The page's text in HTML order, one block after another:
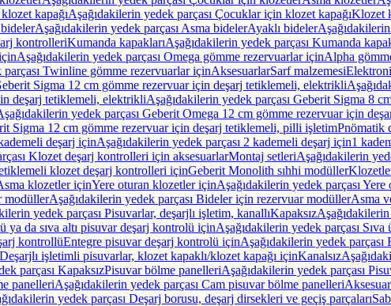
kapağıAşağıdakilerin yedek parçası Çocuklar için klozet kapağıKlozet
Aşağıdakilerin yedek parçası Asma bidelerAyaklı bideler
kontrolleriKumanda kapaklarıAşağıdakilerin yedek parçası Kumanda
Aşağıdakilerin yedek parçası Omega gömme rezervuarlar içinAlpha
parçası Twinline gömme rezervuarlar içinAksesuarlarSarf malzemesi
Sigma 12 cm gömme rezervuar için deşarj tetiklemeli, elektrikli
deşarj tetiklemeli, elektrikliAşağıdakilerin yedek parçası Geberit Sigma 8
yedek parçası Geberit Omega 12 cm gömme rezervuar için
Sigma 12 cm gömme rezervuar için deşarj tetiklemeli, pilli işletimPnömatik
deşarj içinAşağıdakilerin yedek parçası 2 kademeli deşarj için1
Klozet deşarj kontrolleri için aksesuarlarMontaj setleriAşağıdakilerin
klozet deşarj kontrolleri içinGeberit Monolith sıhhi modüller
klozetler içinYere oturan klozetler içinAşağıdakilerin yedek parçası
modüllerAşağıdakilerin yedek parçası Bideler için rezervuar modüllerAsma
yedek parçası Pisuvarlar, deşarjlı işletim, kanallıKapaksız
ya da sıva altı pisuvar deşarj kontrolü içinAşağıdakilerin yedek parçası Sıva
kontrollüEntegre pisuvar deşarj kontrolü içinAşağıdakilerin yedek
işletimli pisuvarlar, klozet kapaklı/klozet kapağı içinKanalsız
parçası KapaksızPisuvar bölme panelleriAşağıdakilerin yedek parçası
panelleriAşağıdakilerin yedek parçası Cam pisuvar bölme panelleri
yedek parçası Deşarj borusu, deşarj dirsekleri ve geçiş parçaları